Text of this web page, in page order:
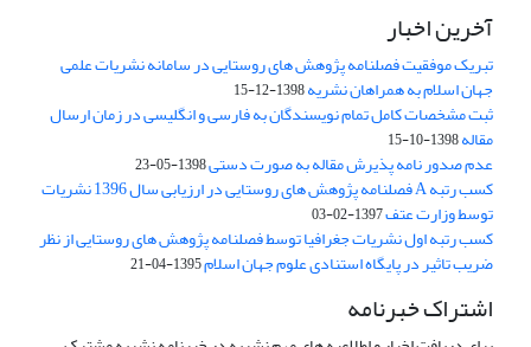
آخرین اخبار
تبریک موفقیت فصلنامه پژوهش های روستایی در سامانه نشریات علمی
جهان اسلام به همراهان نشریه1398-12-15
ثبت مشخصات کامل تمام نویسندگان به فارسی و انگلیسی در زمان ارسال
مقاله1398-10-15
عدم صدور نامه پذیرش مقاله به صورت دستی1398-05-23
کسب رتبه A فصلنامه پژوهش های روستایی در ارزیابی سال 1396 نشریات
توسط وزارت عتف1397-02-03
کسب رتبه اول نشریات جغرافیا توسط فصلنامه پژوهش های روستایی از نظر
ضریب تاثیر در پایگاه استنادی علوم جهان اسلام1395-04-21
اشتراک خبرنامه